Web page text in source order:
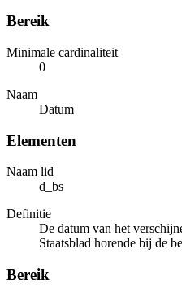
Bereik
Minimale cardinaliteit
0
Naam
Datum
Elementen
Naam lid
d_bs
Definitie
De datum van het
Staatsblad horende bij de
Bereik